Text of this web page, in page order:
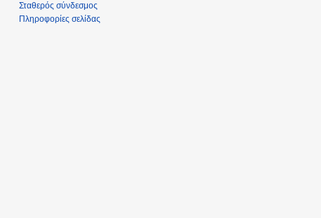
Σταθερός σύνδεσμος
Πληροφορίες σελίδας